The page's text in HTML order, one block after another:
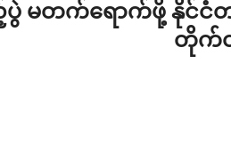
ြည့်ပွဲ မတက်ရောက်ဖို့
တိုက်